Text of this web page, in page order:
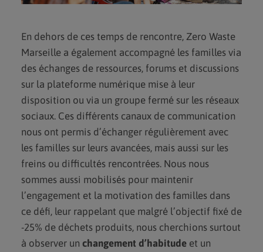
En dehors de ces temps de rencontre, Zero Waste
Marseille a également accompagné les familles via
des échanges de ressources, forums et discussions
sur la plateforme numérique mise à leur
disposition ou via un groupe fermé sur les réseaux
sociaux. Ces différents canaux de communication
nous ont permis d’échanger régulièrement avec
les familles sur leurs avancées, mais aussi sur les
freins ou difficultés rencontrées. Nous nous
sommes aussi mobilisés pour maintenir
l’engagement et la motivation des familles dans
ce défi, leur rappelant que malgré l’objectif fixé de
-25% de déchets produits, nous cherchions surtout
à observer un changement d’habitudeet un